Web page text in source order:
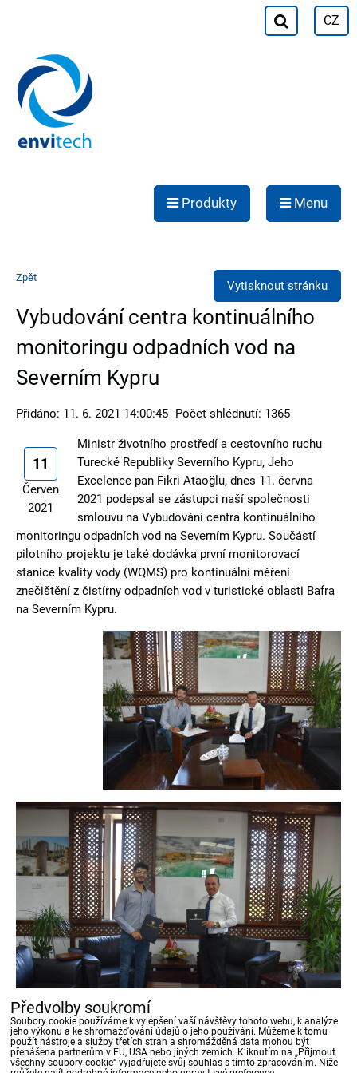
CZ
Produkty Menu
Zpět
Vytisknout stránku
Vybudování centra kontinuálního
monitoringu odpadních vod na
Severním Kypru
Přidáno: 11. 6. 2021 14:00:45 Počet shlédnutí: 1365
11
Červen
2021
Ministr životního prostředí a cestovního ruchu
Turecké Republiky Severního Kypru, Jeho
Excelence pan Fikri Ataoğlu, dnes 11. června
2021 podepsal se zástupci naší společnosti
smlouvu na Vybudování centra kontinuálního
monitoringu odpadních vod na Severním Kypru. Součástí
pilotního projektu je také dodávka první monitorovací
stanice kvality vody (WQMS) pro kontinuální měření
znečištění z čistírny odpadních vod v turistické oblasti Bafra
na Severním Kypru.
FacebookTwitter BlueskyPinterestReddit LinkedInWhatsApp
E-
mail
Předvolby soukromí
Soubory cookie používáme k vylepšení vaší návštěvy tohoto webu, k analýze
jeho výkonu a ke shromažďování údajů o jeho používání. Můžeme k tomu
použít nástroje a služby třetích stran a shromážděná data mohou být
přenášena partnerům v EU, USA nebo jiných zemích. Kliknutím na „Přijmout
všechny soubory cookie“ vyjadřujete svůj souhlas s tímto zpracováním. Níže